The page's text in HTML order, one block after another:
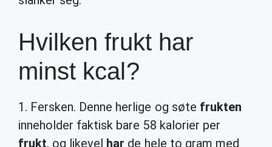
Hvilken frukt har
minst kcal?
1. Fersken. Denne herlige og søte frukten
inneholder faktisk bare 58 kalorier per
frukt, og likevel har de hele to gram med